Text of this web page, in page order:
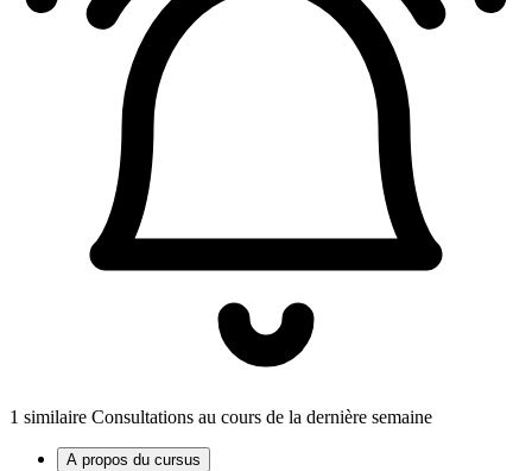
1 similaire Consultations au cours de la dernière semaine
A propos du cursus